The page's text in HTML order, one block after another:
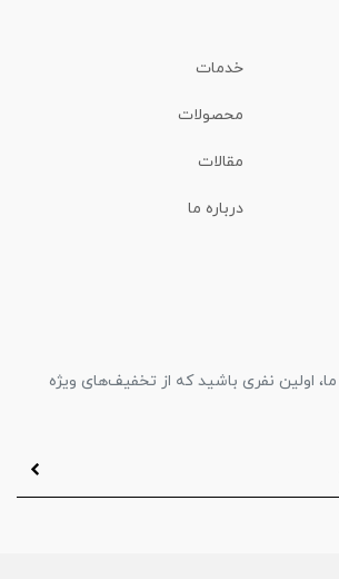
خدمات
محصولات
مقالات
درباره ما
اولین نفری باشید که از تخفیف‌های ویژه